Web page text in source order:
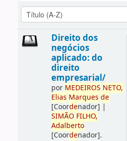
Direito dos
negócios
aplicado: do
direito
empresarial/
por MEDEIROS NETO,
Elias Marques de
[Coordenador] |
SIMÃO FILHO,
Adalberto
[Coordenador].